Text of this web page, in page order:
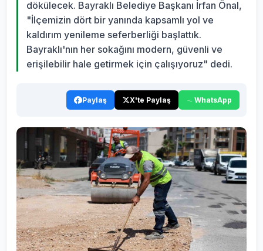
dökülecek. Bayraklı Belediye Başkanı İrfan Önal,
"İlçemizin dört bir yanında kapsamlı yol ve
kaldırım yenileme seferberliği başlattık.
Bayraklı'nın her sokağını modern, güvenli ve
erişilebilir hale getirmek için çalışıyoruz" dedi.
Paylaş X'te Paylaş WhatsApp